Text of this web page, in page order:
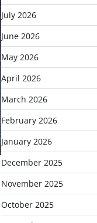
July 2026
June 2026
May 2026
April 2026
March 2026
February 2026
January 2026
December 2025
November 2025
October 2025